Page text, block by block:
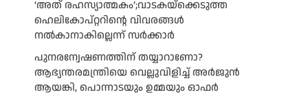
‘അത് രഹസ്യാത്മകം’;വാടകയ്‌ക്കെടുത്ത
ഹെലികോപ്റ്ററിന്റെ വിവരങ്ങൾ
നൽകാനാകില്ലെന്ന് സർക്കാർ
പുനരന്വേഷണത്തിന് തയ്യാറാണോ?
ആഭ്യന്തരമന്ത്രിയെ വെല്ലുവിളിച്ച് അർജുൻ
ആയങ്കി, പൊന്നാടയും ഉമ്മയും ഓഫർ